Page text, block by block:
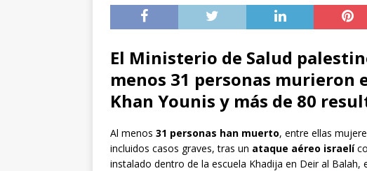
El Ministerio de Salud
menos 31 personas murieron
Khan Younis y más de 80
Al menos 31 personas han muerto, entre ellas
incluidos casos graves, tras un ataque aéreo israelí
instalado dentro de la escuela Khadija en Deir al Balah,